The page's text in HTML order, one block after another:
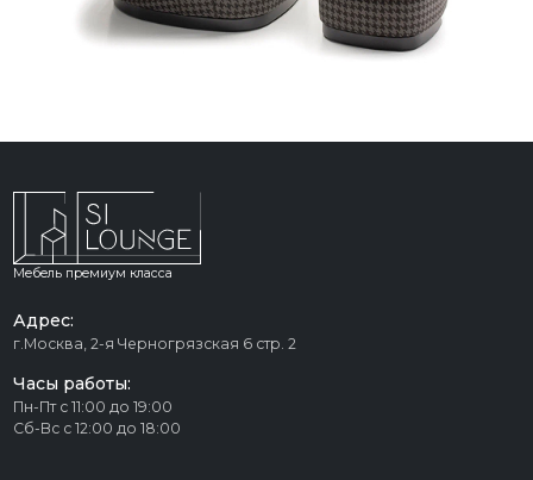
Мебель премиум класса
Адрес:
г.Москва, 2-я Черногрязская 6 стр. 2
Часы работы:
Пн-Пт с 11:00 до 19:00
Сб-Вс с 12:00 до 18:00